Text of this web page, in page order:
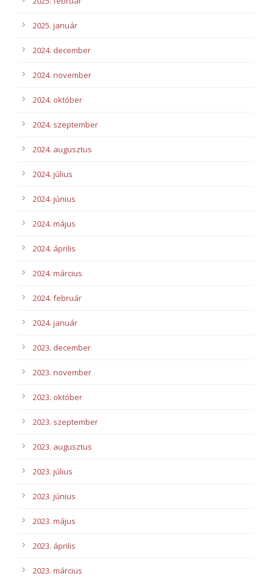
2025. január
2024. december
2024. november
2024. október
2024. szeptember
2024. augusztus
2024. július
2024. június
2024. május
2024. április
2024. március
2024. február
2024. január
2023. december
2023. november
2023. október
2023. szeptember
2023. augusztus
2023. július
2023. június
2023. május
2023. április
2023. március